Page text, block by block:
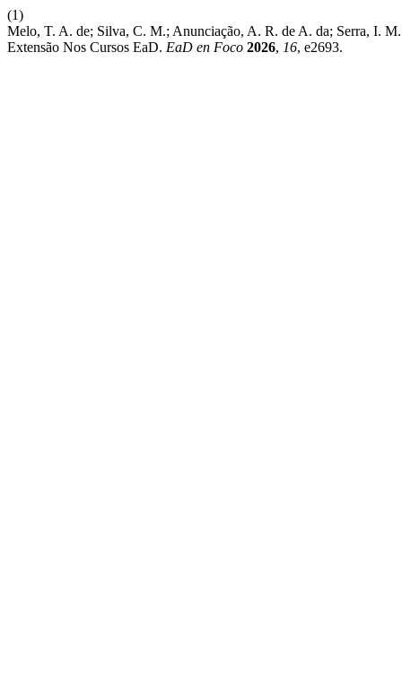
(1)
Melo, T. A. de; Silva, C. M.; Anunciação, A. R. de A. da; Serra, I.
Extensão Nos Cursos EaD. EaD en Foco 2026, 16, e2693.